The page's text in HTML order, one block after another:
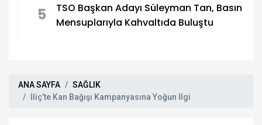
5
TSO Başkan Adayı Süleyman Tan, Basın
Mensuplarıyla Kahvaltıda Buluştu
ANA SAYFA
SAĞLIK
İliç’te Kan Bağışı Kampanyasına Yoğun İlgi